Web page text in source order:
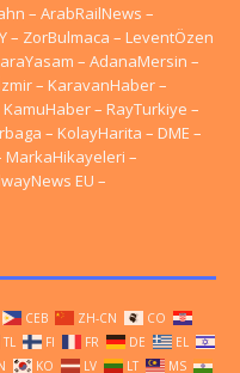
– ArabRailNews –
– ZorBulmaca – LeventÖzen
– AdanaMersin –
– KaravanHaber–
KamuHaber– RayTurkiye –
– KolayHarita – DME –
MarkaHikayeleri –
EU –
CEB ZH-CN
CO
TL FI FR DE
EL
KO LV LT MS